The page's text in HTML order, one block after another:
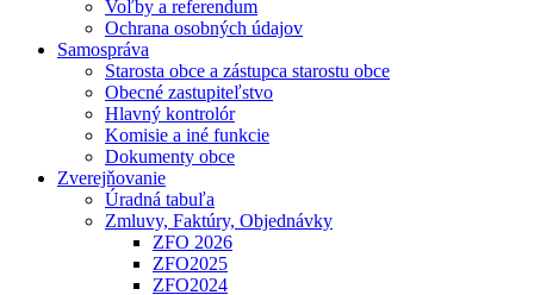
Voľby a referendum
Ochrana osobných údajov
Samospráva
Starosta obce a zástupca starostu obce
Obecné zastupiteľstvo
Hlavný kontrolór
Komisie a iné funkcie
Dokumenty obce
Zverejňovanie
Úradná tabuľa
Zmluvy, Faktúry, Objednávky
ZFO 2026
ZFO2025
ZFO2024